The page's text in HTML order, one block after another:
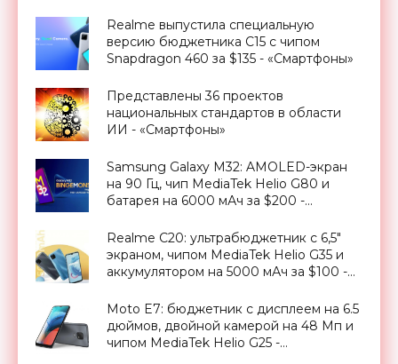
Realme выпустила специальную
версию бюджетника C15 с чипом
Snapdragon 460 за $135 - «Смартфоны»
Представлены 36 проектов
национальных стандартов в области
ИИ - «Смартфоны»
Samsung Galaxy M32: AMOLED-экран
на 90 Гц, чип MediaTek Helio G80 и
батарея на 6000 мАч за $200 -
Realme C20: ультрабюджетник с 6,5"
экраном, чипом MediaTek Helio G35 и
аккумулятором на 5000 мАч за $100 -
Moto E7: бюджетник с дисплеем на 6.5
дюймов, двойной камерой на 48 Мп и
чипом MediaTek Helio G25 -